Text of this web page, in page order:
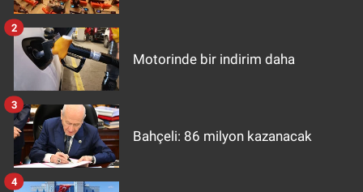
Motorinde bir indirim daha
2
Bahçeli: 86 milyon kazanacak
3
4